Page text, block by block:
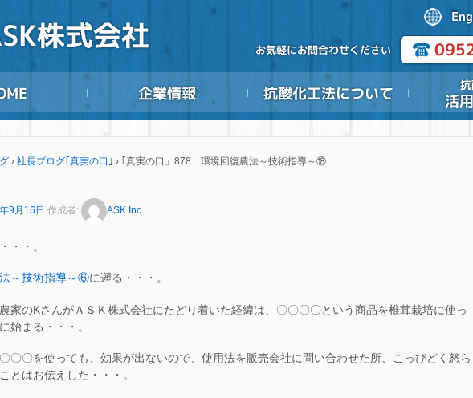
› 社長ブログ｢真実の口｣ › ｢真実の口」878 環境回復農法～技術指導～⑱
9月16日 作成者: ASK Inc.
・・。
～技術指導～⑥に遡る・・・。
家のKさんがＡＳＫ株式会社にたどり着いた経緯は、〇〇〇〇という商品を椎茸栽培に使っ
始まる・・・。
〇〇を使っても、効果が出ないので、使用法を販売会社に問い合わせた所、こっぴどく怒ら
とはお伝えした・・・。